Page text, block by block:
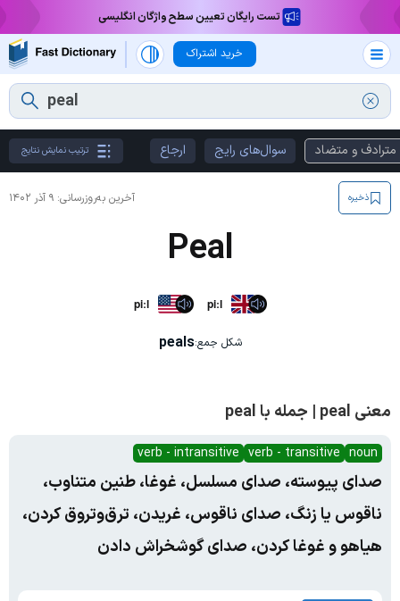
تست رایگان تعیین سطح واژگان انگلیسی
خرید اشتراک
مترادف و متضاد سوال‌های رایج ارجاع ترتیب نمایش نتایج
آخرین به‌روزرسانی: ۹ آذر ۱۴۰۲ ذخیره
Peal
piːl piːl
شکل جمع:peals
معنی peal | جمله با peal
noun
verb - transitive
verb - intransitive
صدای پیوسته، صدای مسلسل، غوغا، طنین متناوب،
ناقوس یا زنگ، صدای ناقوس، غریدن، ترق‌وتروق کردن،
هیاهو و غوغا کردن، صدای گوشخراش دادن